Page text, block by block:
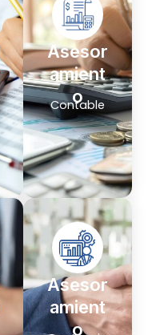
Asesor
amient
o
Contable
Asesor
amient
o